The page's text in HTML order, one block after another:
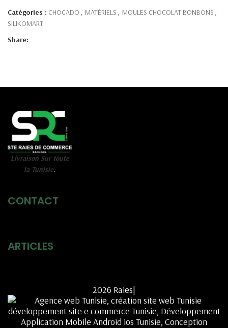
Catégories : CHOCADO , MATÉRIELS , MOULES CHOCOLAT BONBONS ,
SILIKOMART
Share:
Livraison Sur toute
la Tunisie.
CONTACT
ARTICLES
2026 Raies|